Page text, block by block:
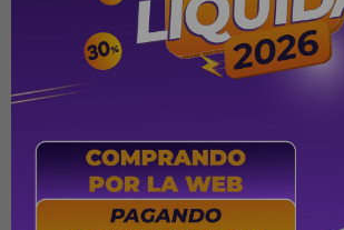
potencia total del sistema, incluidos los
potentes graves y asombrosos del altavoz
graves inalámbrico de 10”.